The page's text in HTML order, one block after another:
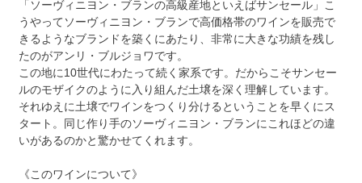
「ソーヴィニヨン・ブランの高級産地といえばサンセール」こ
うやってソーヴィニヨン・ブランで高価格帯のワインを販売で
きるようなブランドを築くにあたり、非常に大きな功績を残し
たのがアンリ・ブルジョワです。
この地に10世代にわたって続く家系です。だからこそサンセー
ルのモザイクのように入り組んだ土壌を深く理解しています。
それゆえに土壌でワインをつくり分けるということを早くにス
タート。同じ作り手のソーヴィニヨン・ブランにこれほどの違
いがあるのかと驚かせてくれます。
《このワインについて》